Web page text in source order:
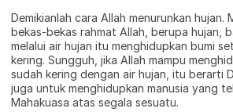
Demikianlah cara Allah menurunkan hujan.
bekas-bekas rahmat Allah, berupa hujan,
melalui air hujan itu menghidupkan bumi
kering. Sungguh, jika Allah mampu
sudah kering dengan air hujan, itu berarti
juga untuk menghidupkan manusia yang
Mahakuasa atas segala sesuatu.